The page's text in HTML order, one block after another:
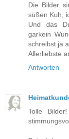
Die Bilder
süßen Kuh,
Und das
garkein
schreibst ja
Allerliebste
Antworten
Tolle